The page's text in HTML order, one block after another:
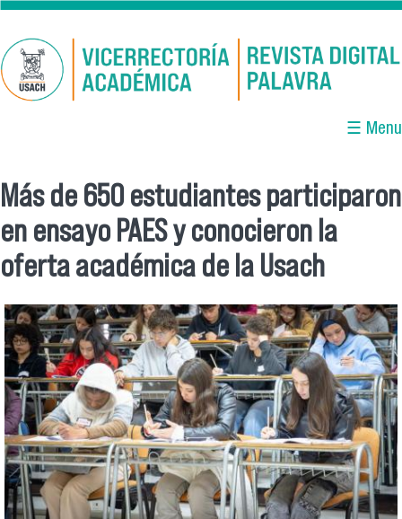
Pasar al contenido principal
☰ Menu
Se encuentra usted aquí
Más de 650 estudiantes participaron
en ensayo PAES y conocieron la
oferta académica de la Usach